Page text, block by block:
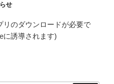
せ
リのダウンロードが必要で
に誘導されます)